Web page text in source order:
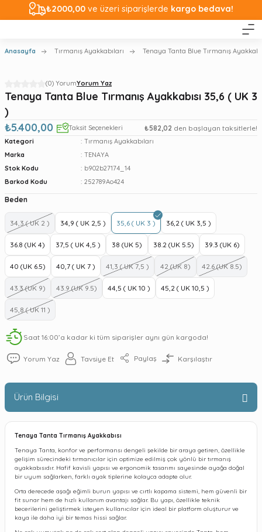
₺2000,00 ve üzeri siparişlerde kargo bedava!
Anasayfa Tırmanış Ayakkabıları Tenaya Tanta Blue Tırmanış
(0) YorumYorum Yaz
Tenaya Tanta Blue Tırmanış Ayakkabısı 35,6 ( UK 3
)
₺5.400,00
Taksit Seçenekleri ₺582,02 den başlayan taksitlerle!
Kategori
Tırmanış Ayakkabıları
Marka
TENAYA
Stok Kodu
b902b27174_14
Barkod Kodu
252789Ao424
Beden
34,3 ( UK 2 ) 34,9 ( UK 2,5 ) 35,6 ( UK 3 ) 36,2 ( UK 3,5 )
36.8 (UK 4) 37,5 ( UK 4,5 ) 38 (UK 5) 38.2 (UK 5.5) 39.3 (UK 6)
40 (UK 6.5) 40,7 ( UK 7 ) 41,3 ( UK 7,5 ) 42 (UK 8) 42.6 (UK 8.5)
43.3 (UK 9) 43.9 (UK 9.5) 44,5 ( UK 10 ) 45,2 ( UK 10,5 )
45,8 ( UK 11 )
Saat 16:00’a kadar ki tüm siparişler aynı gün kargoda!
Yorum Yaz Tavsiye Et Paylaş Karşılaştır
Ürün Bilgisi
Tenaya Tanta Tırmanış Ayakkabısı
Tenaya Tanta, konfor ve performansı dengeli şekilde bir araya getiren, özellikle
gelişim sürecindeki tırmanıcılar için optimize edilmiş çok yönlü bir tırmanış
ayakkabısıdır. Hafif kavisli yapısı ve ergonomik tasarımı sayesinde ayağa doğal
bir uyum sağlarken, farklı ayak tiplerine kolayca adapte olur.
Orta derecede aşağı eğimli burun yapısı ve cırtlı kapama sistemi, hem güvenli bir
fit sunar hem de hızlı kullanım avantajı sağlar. Bu yapı, özellikle teknik
becerilerini geliştirmek isteyen kullanıcılar için ideal bir platform oluşturur ve
kaya ile daha iyi bir temas hissi sağlar.